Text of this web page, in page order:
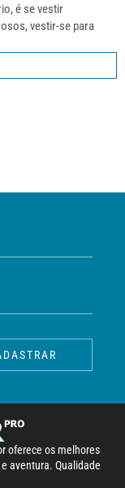
é se vestir
vestir-se para
oferece os melhores
aventura. Qualidade